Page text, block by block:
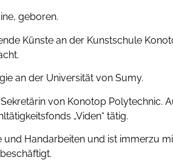
geboren.
Künste an der Kunstschule
an der Universität von Sumy.
von Konotop Polytechnic.
„Viden“ tätig.
und Handarbeiten und ist immerzu